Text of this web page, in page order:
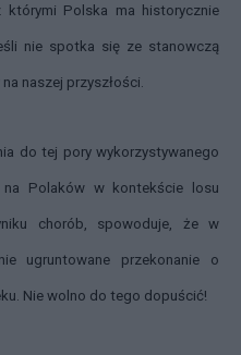
którymi Polska ma historycznie
nie spotka się ze stanowczą
naszej przyszłości.
do tej pory wykorzystywanego
na Polaków w kontekście losu
chorób, spowoduje, że w
ugruntowane przekonanie o
Nie wolno do tego dopuścić!